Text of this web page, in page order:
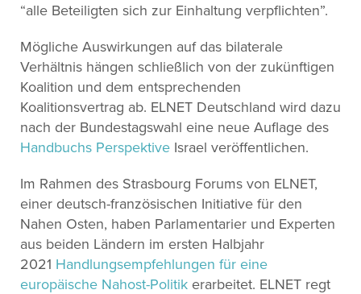
“alle Beteiligten sich zur Einhaltung verpflichten”.
Mögliche Auswirkungen auf das bilaterale
Verhältnis hängen schließlich von der zukünftigen
Koalition und dem entsprechenden
Koalitionsvertrag ab. ELNET Deutschland wird dazu
nach der Bundestagswahl eine neue Auflage des
Handbuchs Perspektive Israel veröffentlichen.
Im Rahmen des Strasbourg Forums von ELNET,
einer deutsch-französischen Initiative für den
Nahen Osten, haben Parlamentarier und Experten
aus beiden Ländern im ersten Halbjahr
2021 Handlungsempfehlungen für eine
europäische Nahost-Politik erarbeitet. ELNET regt